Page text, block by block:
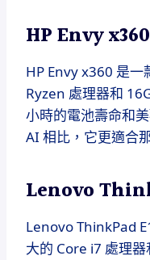
HP Envy x360
HP Envy x360 是一
Ryzen 處理器和
小時的電池壽命和
AI 相比，它更適合
Lenovo
Lenovo ThinkPad
大的 Core i7 處理